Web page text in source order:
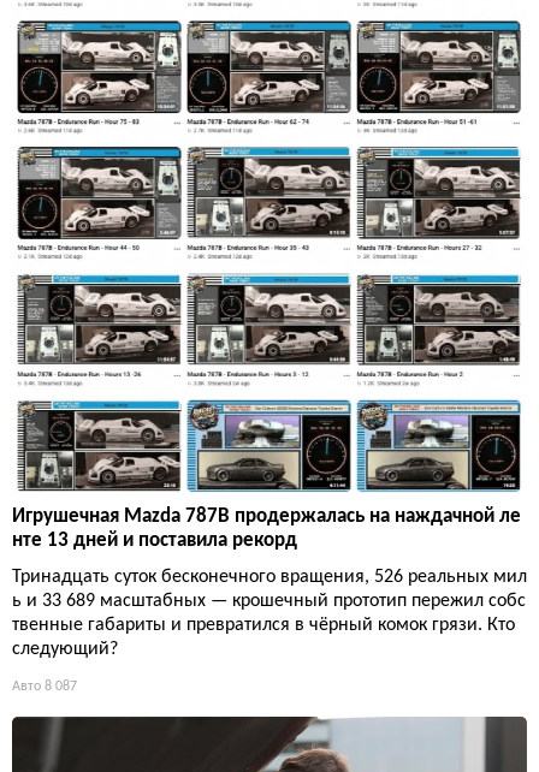
Игрушечная Mazda 787B продержалась на наждачной ле
нте 13 дней и поставила рекорд
Тринадцать суток бесконечного вращения, 526 реальных мил
ь и 33 689 масштабных — крошечный прототип пережил собс
твенные габариты и превратился в чёрный комок грязи. Кто
следующий?
Авто 8 087